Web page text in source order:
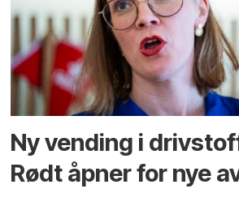
Ny vending i
Rødt åpner for nye